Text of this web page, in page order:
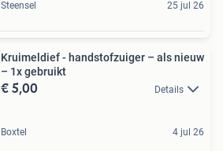
Steensel 25 jul 26
Kruimeldief - handstofzuiger – als nieuw
– 1x gebruikt
€ 5,00 Details
Boxtel 4 jul 26